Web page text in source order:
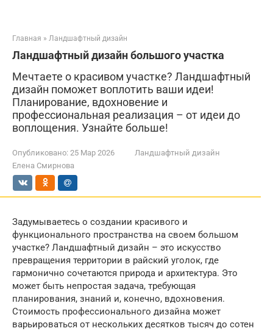
Главная » Ландшафтный дизайн
Ландшафтный дизайн большого участка
Мечтаете о красивом участке? Ландшафтный
дизайн поможет воплотить ваши идеи!
Планирование, вдохновение и
профессиональная реализация – от идеи до
воплощения. Узнайте больше!
Опубликовано: 25 Мар 2026
Ландшафтный дизайн
Елена Смирнова
Задумываетесь о создании красивого и
функционального пространства на своем большом
участке? Ландшафтный дизайн – это искусство
превращения территории в райский уголок, где
гармонично сочетаются природа и архитектура. Это
может быть непростая задача, требующая
планирования, знаний и, конечно, вдохновения.
Стоимость профессионального дизайна может
варьироваться от нескольких десятков тысяч до сотен